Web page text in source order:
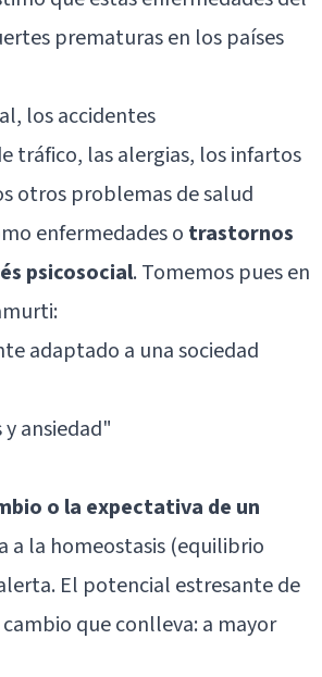
prematuras en los países
los accidentes
tráfico, las alergias, los infartos
otros problemas de salud
enfermedades o trastornos
psicosocial. Tomemos pues en
adaptado a una sociedad
ansiedad"
o la expectativa de un
a la homeostasis (equilibrio
El potencial estresante de
que conlleva: a mayor